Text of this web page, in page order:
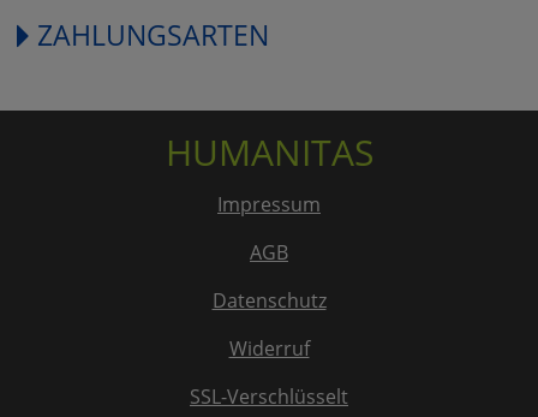
ZAHLUNGSARTEN
HUMANITAS
Impressum
AGB
Datenschutz
Widerruf
SSL-Verschlüsselt